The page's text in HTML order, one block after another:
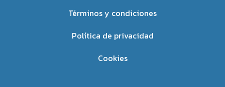
recomendaciones de un
responsabilidad personal y la
Estimula la esperanza,
superación de la nostalgia.
Términos y condiciones
Política de privacidad
Cookies